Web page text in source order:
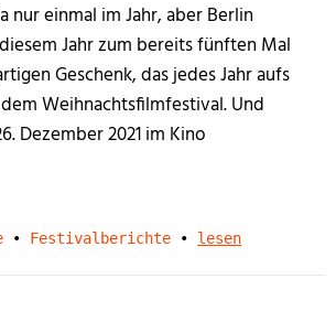
nur einmal im Jahr, aber Berlin
Jahr zum bereits fünften Mal
Geschenk, das jedes Jahr aufs
Weihnachtsfilmfestival. Und
Dezember 2021 im Kino
• Festivalberichte • lesen